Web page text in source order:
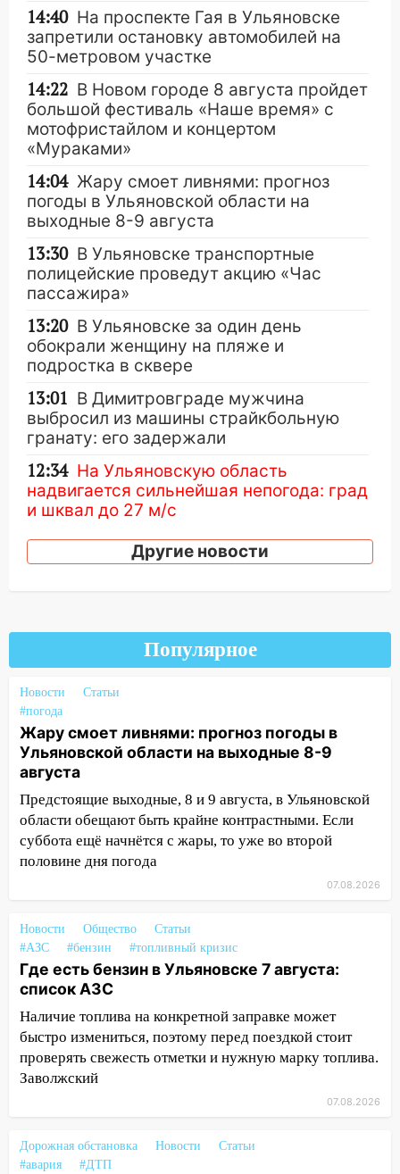
14:40 На проспекте Гая в Ульяновске
запретили остановку автомобилей на
50-метровом участке
14:22 В Новом городе 8 августа пройдет
большой фестиваль «Наше время» с
мотофристайлом и концертом
«Мураками»
14:04 Жару смоет ливнями: прогноз
погоды в Ульяновской области на
выходные 8-9 августа
13:30 В Ульяновске транспортные
полицейские проведут акцию «Час
пассажира»
13:20 В Ульяновске за один день
обокрали женщину на пляже и
подростка в сквере
13:01 В Димитровграде мужчина
выбросил из машины страйкбольную
гранату: его задержали
12:34 На Ульяновскую область
надвигается сильнейшая непогода: град
и шквал до 27 м/с
12:31 Ульяновец хотел купить иномарку
из Европы и потерял 760 тысяч рублей
пострадал 14-летний подросток
12:00 Где есть бензин в Ульяновске 7
августа: список АЗС
11:50
случайно задушил его: суд вынес
приговор
11:38 В Ленинском районе пожар
полностью уничтожил дачный дом и
сарай
11:38 В Госдуме предложили отменить
11:25
нарушителей на контейнерных
площадках
11:20
Ульяновская шахматистка
Валерия Клейменова выиграла два
золота в составе сборной мира
11:16 В Ульяновске открыли памятную
доску декабристу Кондратию Рылееву
садах 79-летнего мужчину
Другие новости
Популярное
Новости
Статьи
#погода
Жару смоет ливнями: прогноз погоды в
Ульяновской области на выходные 8-9
августа
Предстоящие выходные, 8 и 9 августа, в Ульяновской
области обещают быть крайне контрастными. Если
суббота ещё начнётся с жары, то уже во второй
половине дня погода
07.08.2026
Новости Общество
Статьи
#АЗС
#бензин #топливный кризис
Где есть бензин в Ульяновске 7 августа:
список АЗС
Наличие топлива на конкретной заправке может
быстро измениться, поэтому перед поездкой стоит
проверять свежесть отметки и нужную марку топлива.
Заволжский
07.08.2026
Дорожная обстановка Новости
Статьи
#авария
#ДТП